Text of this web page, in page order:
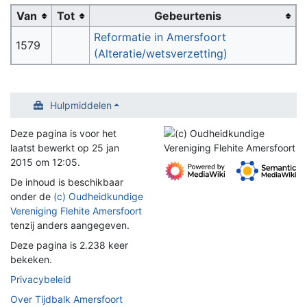
Van Tot Gebeurtenis
1579
Reformatie in Amersfoort
(Alteratie/wetsverzetting)
Hulpmiddelen
Deze pagina is voor het
laatst bewerkt op 25 jan
2015 om 12:05.
De inhoud is beschikbaar
onder de (c) Oudheidkundige
Vereniging Flehite Amersfoort
tenzij anders aangegeven.
Deze pagina is 2.238 keer
bekeken.
Privacybeleid
Over Tijdbalk Amersfoort